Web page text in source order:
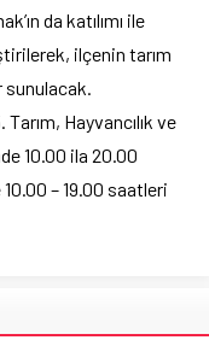
da katılımı ile
ilçenin tarım
sunulacak.
Hayvancılık ve
10.00 ila 20.00
– 19.00 saatleri